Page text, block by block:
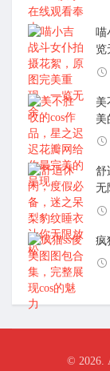
喵
览
美
美
舒
无
疯
© 2026.